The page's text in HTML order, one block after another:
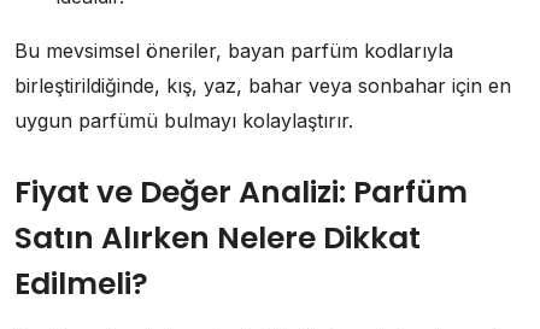
Bu mevsimsel öneriler, bayan parfüm kodlarıyla
birleştirildiğinde, kış, yaz, bahar veya sonbahar için en
uygun parfümü bulmayı kolaylaştırır.
Fiyat ve Değer Analizi: Parfüm
Satın Alırken Nelere Dikkat
Edilmeli?